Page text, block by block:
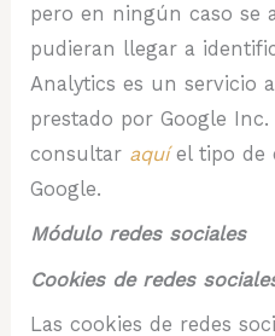
pero en ningún caso se
pudieran llegar a
Analytics es un servicio
prestado por Google
consultar aquíel tipo de
Google.
Módulo redes sociales
Cookies de redes
Las cookies de redes